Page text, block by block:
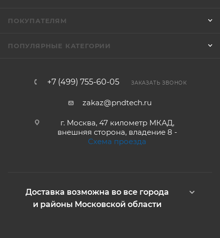
ПОКУПАТЕЛЯМ
ПОПУЛЯРНЫЕ КАТЕГОРИИ
+7 (499) 755-60-05 ЗАКАЗАТЬ ЗВОНОК
zakaz@pndtech.ru
г. Москва, 47 километр МКАД,
внешняя сторона, владение 8 -
Схема проезда
Доставка возможна во все города
и районы Московской области